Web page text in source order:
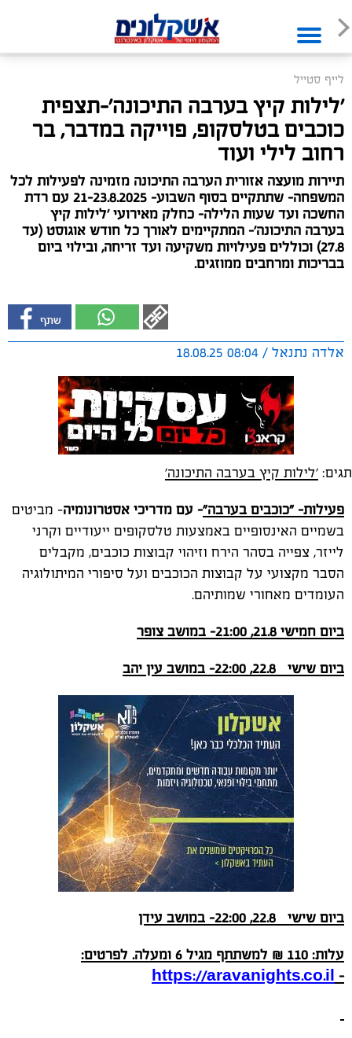
לייף סטייל
'לילות קיץ בערבה התיכונה'-תצפית
כוכבים בטלסקופ, פוייקה במדבר, בר
רחוב לילי ועוד
תיירות מועצה אזורית הערבה התיכונה מזמינה לפעילות לכל
המשפחה- שתתקיים בסוף השבוע- 21-23.8.2025 עם רדת
החשכה ועד שעות הלילה- כחלק מאירועי 'לילות קיץ
בערבה התיכונה'- המתקיימים לאורך כל חודש אוגוסט (עד
27.8) וכוללים פעילויות משקיעה ועד זריחה, ובילוי ביום
בבריכות ומרחבים ממוזגים.
אלדה נתנאל / 08:04 18.08.25
תגים: 'לילות קיץ בערבה התיכונה'
פעילות- "כוכבים בערבה"- עם מדריכי אסטרונומיה- מביטים
בשמיים האינסופיים באמצעות טלסקופים ייעודיים וקרני
לייזר, צפייה בסהר הירח וזיהוי קבוצות כוכבים, מקבלים
הסבר מקצועי על קבוצות הכוכבים ועל סיפורי המיתולוגיה
העומדים מאחורי שמותיהם.
ביום חמישי 21.8, 21:00- במושב צופר
ביום שישי 22.8, 22:00- במושב עין יהב
ביום שישי 22.8, 22:00- במושב עידן
עלות: 110
₪ למשתתף מגיל 6 ומעלה. לפרטים:
-
https://aravanights.co.il